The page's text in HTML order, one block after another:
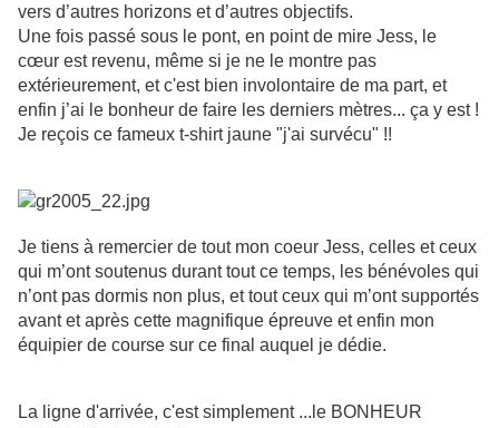
vers d’autres horizons et d’autres objectifs.
Une fois passé sous le pont, en point de mire Jess, le
cœur est revenu, même si je ne le montre pas
extérieurement, et c'est bien involontaire de ma part, et
enfin j’ai le bonheur de faire les derniers mètres... ça y est !
Je reçois ce fameux t-shirt jaune "j'ai survécu" !!
Je tiens à remercier de tout mon coeur Jess, celles et ceux
qui m’ont soutenus durant tout ce temps, les bénévoles qui
n’ont pas dormis non plus, et tout ceux qui m’ont supportés
avant et après cette magnifique épreuve et enfin mon
équipier de course sur ce final auquel je dédie.
La ligne d'arrivée, c'est simplement ...le BONHEUR